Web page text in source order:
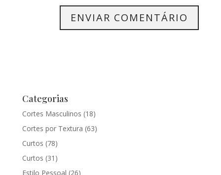
Categorias
Cortes Masculinos (18)
Cortes por Textura (63)
Curtos (78)
Curtos (31)
Estilo Pessoal (26)